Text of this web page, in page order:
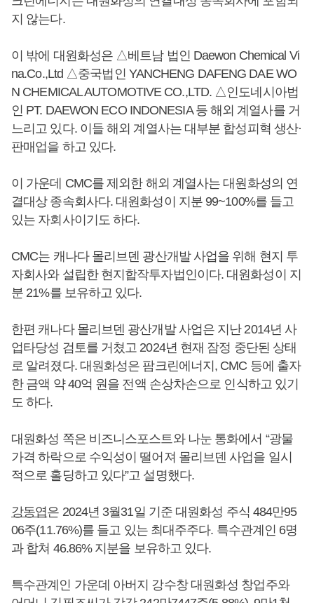
지 않는다.
이 밖에 대원화성은 △베트남 법인 Daewon Chemical Vi
na.Co.,Ltd △중국법인 YANCHENG DAFENG DAE WO
N CHEMICAL AUTOMOTIVE CO.,LTD. △인도네시아법
인 PT. DAEWON ECO INDONESIA 등 해외 계열사를 거
느리고 있다. 이들 해외 계열사는 대부분 합성피혁 생산·
판매업을 하고 있다.
이 가운데 CMC를 제외한 해외 계열사는 대원화성의 연
결대상 종속회사다. 대원화성이 지분 99~100%를 들고
있는 자회사이기도 하다.
CMC는 캐나다 몰리브덴 광산개발 사업을 위해 현지 투
자회사와 설립한 현지합작투자법인이다. 대원화성이 지
분 21%를 보유하고 있다.
한편 캐나다 몰리브덴 광산개발 사업은 지난 2014년 사
업타당성 검토를 거쳤고 2024년 현재 잠정 중단된 상태
로 알려졌다. 대원화성은 팜크린에너지, CMC 등에 출자
한 금액 약 40억 원을 전액 손상차손으로 인식하고 있기
도 하다.
대원화성 쪽은 비즈니스포스트와 나눈 통화에서 “광물
가격 하락으로 수익성이 떨어져 몰리브덴 사업을 일시
적으로 홀딩하고 있다”고 설명했다.
강동엽은 2024년 3월31일 기준 대원화성 주식 484만95
06주(11.76%)를 들고 있는 최대주주다. 특수관계인 6명
과 합쳐 46.86% 지분을 보유하고 있다.
특수관계인 가운데 아버지 강수창 대원화성 창업주와